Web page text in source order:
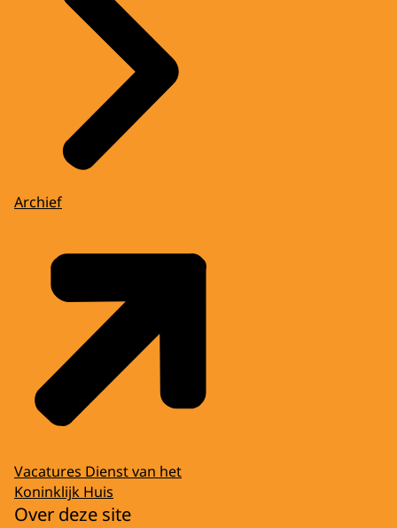
Archief
Vacatures Dienst van het
Koninklijk Huis
Over deze site